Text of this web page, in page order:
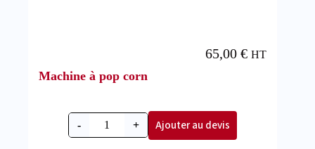
Machine à pop corn
65,00€ HT
- + Ajouter au devis